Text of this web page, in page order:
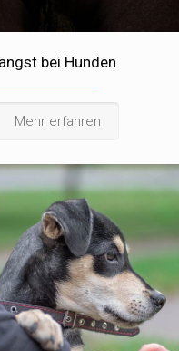
bei Hunden
Mehr erfahren